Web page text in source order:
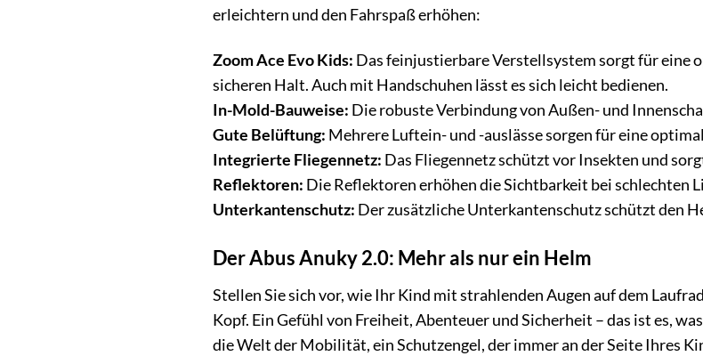
erleichtern und den Fahrspaß erhöhen:
Zoom Ace Evo Kids: Das feinjustierbare Verstellsystem sorgt für eine
sicheren Halt. Auch mit Handschuhen lässt es sich leicht bedienen.
In-Mold-Bauweise: Die robuste Verbindung von Außen- und
Gute Belüftung: Mehrere Luftein- und -auslässe sorgen für eine
Integrierte Fliegennetz: Das Fliegennetz schützt vor Insekten und
Reflektoren: Die Reflektoren erhöhen die Sichtbarkeit bei schlechten
Unterkantenschutz: Der zusätzliche Unterkantenschutz schützt den
Der Abus Anuky 2.0: Mehr als nur ein Helm
Stellen Sie sich vor, wie Ihr Kind mit strahlenden Augen auf dem
Kopf. Ein Gefühl von Freiheit, Abenteuer und Sicherheit – das ist es,
die Welt der Mobilität, ein Schutzengel, der immer an der Seite Ihres